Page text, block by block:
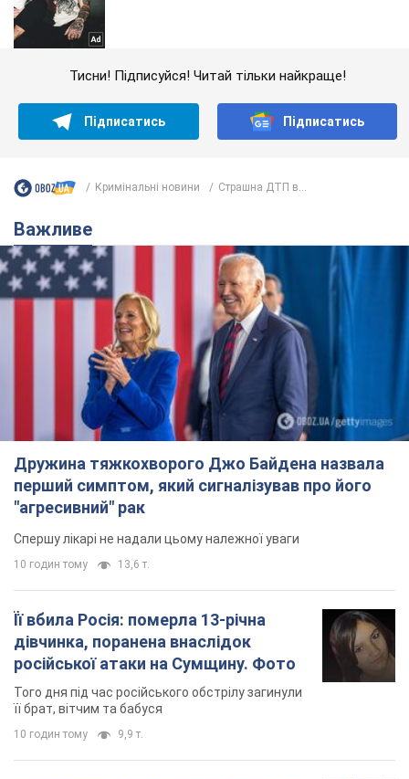
Тисни! Підписуйся! Читай тільки найкраще!
Підписатись Підписатись
Кримінальні новини Страшна ДТП в...
Важливе
Дружина тяжкохворого Джо Байдена назвала
перший симптом, який сигналізував про його
"агресивний" рак
Спершу лікарі не надали цьому належної уваги
10 годин тому 13,6 т.
Її вбила Росія: померла 13-річна
дівчинка, поранена внаслідок
російської атаки на Сумщину. Фото
Того дня під час російського обстрілу загинули
її брат, вітчим та бабуся
10 годин тому 9,9 т.